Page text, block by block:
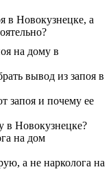
в Новокузнецке, а
на дому в
вывод из запоя в
запоя и почему ее
в Новокузнецке?
на дом
а не нарколога на